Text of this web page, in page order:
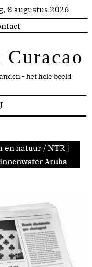
8 augustus 2026
- het hele beeld
en natuur / NTR |
Aruba